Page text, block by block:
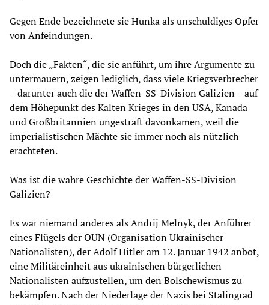
Gegen Ende bezeichnete sie Hunka als unschuldiges Opfer
von Anfeindungen.
Doch die „Fakten“, die sie anführt, um ihre Argumente zu
untermauern, zeigen lediglich, dass viele Kriegsverbrecher
– darunter auch die der Waffen-SS-Division Galizien ­– auf
dem Höhepunkt des Kalten Krieges in den USA, Kanada
und Großbritannien ungestraft davonkamen, weil die
imperialistischen Mächte sie immer noch als nützlich
erachteten.
Was ist die wahre Geschichte der Waffen-SS-Division
Galizien?
Es war niemand anderes als Andrij Melnyk, der Anführer
eines Flügels der OUN (Organisation Ukrainischer
Nationalisten), der Adolf Hitler am 12. Januar 1942 anbot,
eine Militäreinheit aus ukrainischen bürgerlichen
Nationalisten aufzustellen, um den Bolschewismus zu
bekämpfen. Nach der Niederlage der Nazis bei Stalingrad